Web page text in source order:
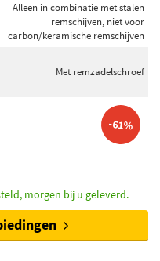
Alleen in combinatie met stalen
remschijven, niet voor
carbon/keramische remschijven
Met remzadelschroef
-61%
morgen bij u geleverd.